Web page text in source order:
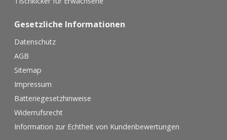
Gesetzliche Informationen
Datenschutz
AGB
Sitemap
Impressum
Batteriegesetzhinweise
Widerrufsrecht
Information zur Echtheit von Kundenbewertungen